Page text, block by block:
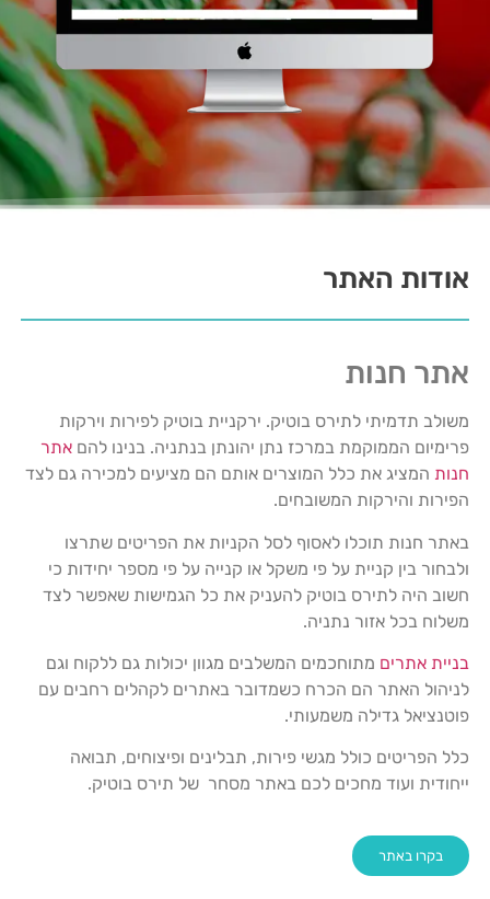
אודות האתר
אתר חנות
משולב תדמיתי לתירס בוטיק. ירקניית בוטיק לפירות וירקות
פרימיום הממוקמת במרכז נתן יהונתן בנתניה. בנינו להםאתר
חנות המציג את כלל המוצרים אותם הם מציעים למכירה גם לצד
הפירות והירקות המשובחים.
באתר חנות תוכלו לאסוף לסל הקניות את הפריטים שתרצו
ולבחור בין קניית על פי משקל או קנייה על פי מספר יחידות כי
חשוב היה לתירס בוטיק להעניק את כל הגמישות שאפשר לצד
משלוח בכל אזור נתניה.
בניית אתרים מתוחכמים המשלבים מגוון יכולות גם ללקוח וגם
לניהול האתר הם הכרח כשמדובר באתרים לקהלים רחבים עם
פוטנציאל גדילה משמעותי.
כלל הפריטים כולל מגשי פירות, תבלינים ופיצוחים, תבואה
ייחודית ועוד מחכים לכם באתר מסחר של תירס בוטיק.
בקרו באתר